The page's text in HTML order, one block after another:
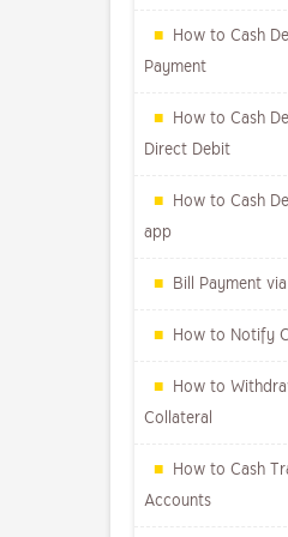
How to Cash
Payment
How to Cash
Direct Debit
How to Cash
app
Bill Payment
How to Notify
How to
Collateral
How to Cash
Accounts